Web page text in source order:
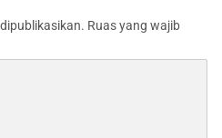
Ruas yang wajib